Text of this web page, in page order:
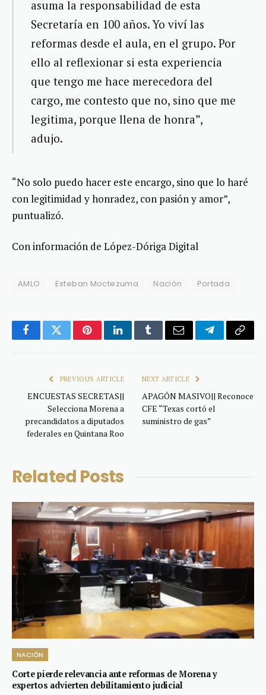
asuma la responsabilidad de esta
Secretaría en 100 años. Yo viví las
reformas desde el aula, en el grupo. Por
ello al reflexionar si esta experiencia
que tengo me hace merecedora del
cargo, me contesto que no, sino que me
legitima, porque llena de honra”,
adujo.
“No solo puedo hacer este encargo, sino que lo haré
con legitimidad y honradez, con pasión y amor”,
puntualizó.
Con información de López-Dóriga Digital
AMLO Esteban Moctezuma Nación Portada
FacebookTwitterPinterestLinkedInTumblrEmail TelegramCopy
PREVIOUS ARTICLE
ENCUESTAS SECRETAS||
Selecciona Morena a
precandidatos a diputados
federales en Quintana Roo
NEXT ARTICLE
APAGÓN MASIVO|| Reconoce
CFE “Texas cortó el
suministro de gas”
Related Posts
NACIÓN
Corte pierde relevancia ante reformas de Morena y
expertos advierten debilitamiento judicial